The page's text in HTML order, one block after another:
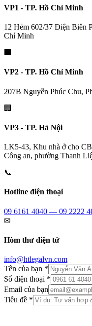
VP1 - TP. Hồ Chí Minh
12 Hẻm 602/37 Điện Biên
Chí Minh
🏢
VP2 - TP. Hồ Chí Minh
207B Nguyễn Phúc Chu,
🏢
VP3 - TP. Hà Nội
LK5-43, Khu nhà ở cho
Công an, phường Thanh
📞
Hotline điện thoại
09 6161 4040 — 09 2222
✉
Hòm thư điện tử
info@htlegalvn.com
Tên của bạn *
Số điện thoại *
Email của bạn
Tiêu đề *